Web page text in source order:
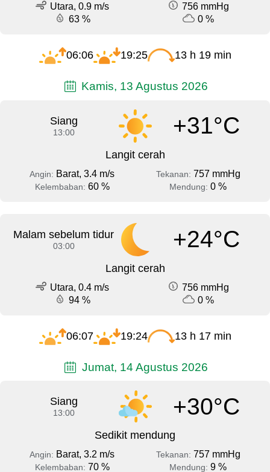
Utara, 0.9 m/s
756 mmHg
63 %
0 %
06:06 19:25 13 h 19 min
Kamis, 13 Agustus 2026
Siang
13:00 +31°C
Langit cerah
Angin: Barat, 3.4 m/s Tekanan: 757 mmHg
Kelembaban: 60 % Mendung: 0 %
Malam sebelum tidur
03:00 +24°C
Langit cerah
Utara, 0.4 m/s
756 mmHg
94 %
0 %
06:07 19:24 13 h 17 min
Jumat, 14 Agustus 2026
Siang
13:00 +30°C
Sedikit mendung
Angin: Barat, 3.2 m/s Tekanan: 757 mmHg
Kelembaban: 70 % Mendung: 9 %